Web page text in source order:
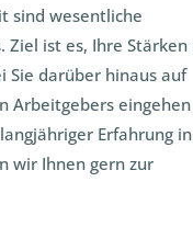
sind wesentliche
Ziel ist es, Ihre Stärken
Sie darüber hinaus auf
Arbeitgebers eingehen
Erfahrung in
wir Ihnen gern zur